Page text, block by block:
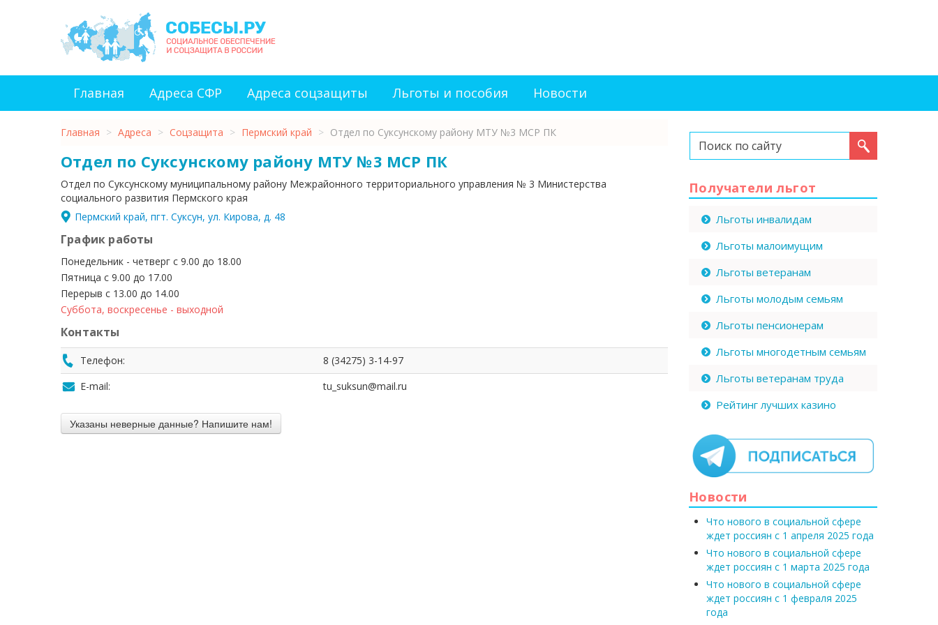
Главная Адреса СФР Адреса соцзащиты Льготы и пособия Новости
Главная > Адреса > Соцзащита > Пермский край > Отдел по Суксунскому району МТУ №3 МСР ПК
Отдел по Суксунскому району МТУ №3 МСР ПК
Отдел по Суксунскому муниципальному району Межрайонного территориального управления № 3 Министерства
социального развития Пермского края
Пермский край, пгт. Суксун, ул. Кирова, д. 48
График работы
Понедельник - четверг с 9.00 до 18.00
Пятница с 9.00 до 17.00
Перерыв с 13.00 до 14.00
Суббота, воскресенье - выходной
Контакты
Телефон:
8 (34275) 3-14-97
E-mail:
tu_suksun@mail.ru
Искать...
Получатели льгот
Льготы инвалидам
Льготы малоимущим
Льготы ветеранам
Льготы молодым семьям
Льготы пенсионерам
Льготы многодетным семьям
Льготы ветеранам труда
Рейтинг лучших казино
Новости
Что нового в социальной сфере
ждет россиян с 1 апреля 2025 года
Что нового в социальной сфере
ждет россиян с 1 марта 2025 года
Что нового в социальной сфере
ждет россиян с 1 февраля 2025
года